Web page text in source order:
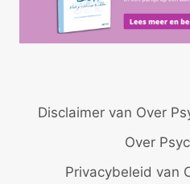
Disclaimer van Over
Over
Privacybeleid van